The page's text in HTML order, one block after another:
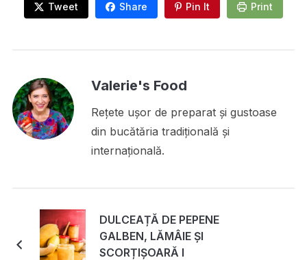
Tweet Share Pin It Print
Valerie's Food
Rețete ușor de preparat și gustoase
din bucătăria tradițională și
internațională.
DULCEAȚĂ DE PEPENE
GALBEN, LĂMÂIE ȘI
SCORȚIȘOARĂ I